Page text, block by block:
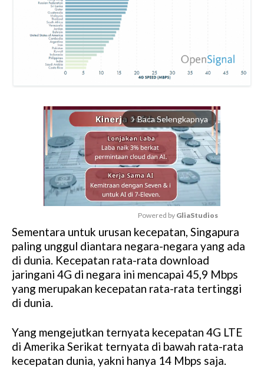
arrow_forward_ios Baca Selengkapnya
M
u
t
e
Powered by GliaStudios
Sementara untuk urusan kecepatan, Singapura
paling unggul diantara negara-negara yang ada
di dunia. Kecepatan rata-rata download
jaringani 4G di negara ini mencapai 45,9 Mbps
yang merupakan kecepatan rata-rata tertinggi
di dunia.
Yang mengejutkan ternyata kecepatan 4G LTE
di Amerika Serikat ternyata di bawah rata-rata
kecepatan dunia, yakni hanya 14 Mbps saja.